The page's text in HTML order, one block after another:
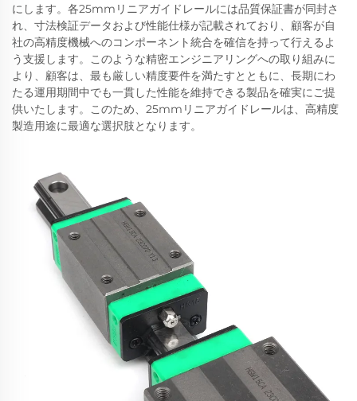
にします。各25mmリニアガイドレールには品質保証書が同封さ
れ、寸法検証データおよび性能仕様が記載されており、顧客が自
社の高精度機械へのコンポーネント統合を確信を持って行えるよ
う支援します。このような精密エンジニアリングへの取り組みに
より、顧客は、最も厳しい精度要件を満たすとともに、長期にわ
たる運用期間中でも一貫した性能を維持できる製品を確実にご提
供いたします。このため、25mmリニアガイドレールは、高精度
製造用途に最適な選択肢となります。